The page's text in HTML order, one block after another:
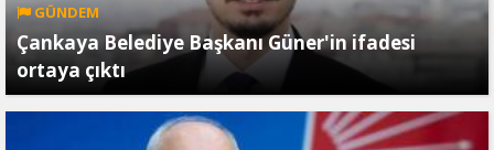
GÜNDEM
Çankaya Belediye Başkanı Güner'in ifadesi
ortaya çıktı